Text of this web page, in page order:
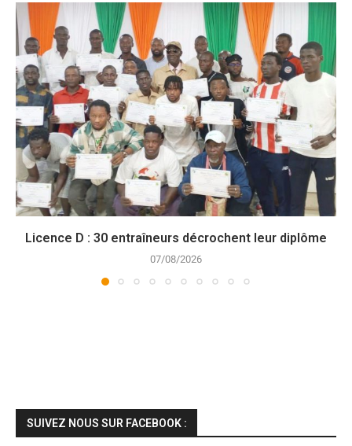
Licence D : 30 entraîneurs décrochent leur diplôme
07/08/2026
SUIVEZ NOUS SUR FACEBOOK :